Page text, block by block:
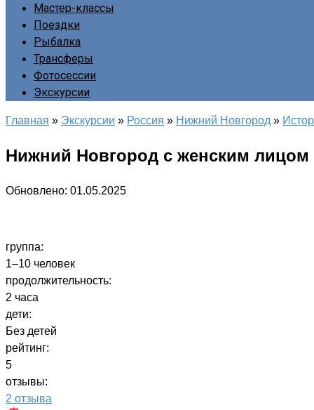
Мастер-классы
Поездки
Рыбалка
Трансферы
Фотосессии
Экскурсии
Главная » Экскурсии » Россия » Нижний Новгород »
Нижний Новгород с женским лицом
Обновлено: 01.05.2025
группа:
1–10 человек
продолжительность:
2 часа
дети:
Без детей
рейтинг:
5
отзывы:
2 отзыва